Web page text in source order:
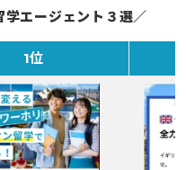
エージェント３選／
1位